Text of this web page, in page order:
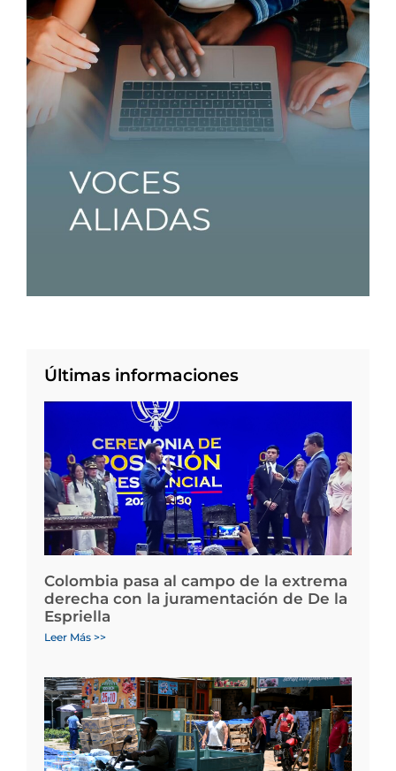
Últimas informaciones
Colombia pasa al campo de la extrema
derecha con la juramentación de De la
Espriella
Leer Más >>